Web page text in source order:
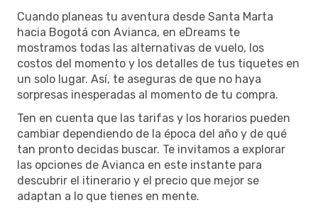
Cuando planeas tu aventura desde Santa Marta
hacia Bogotá con Avianca, en eDreams te
mostramos todas las alternativas de vuelo, los
costos del momento y los detalles de tus tiquetes en
un solo lugar. Así, te aseguras de que no haya
sorpresas inesperadas al momento de tu compra.
Ten en cuenta que las tarifas y los horarios pueden
cambiar dependiendo de la época del año y de qué
tan pronto decidas buscar. Te invitamos a explorar
las opciones de Avianca en este instante para
descubrir el itinerario y el precio que mejor se
adaptan a lo que tienes en mente.